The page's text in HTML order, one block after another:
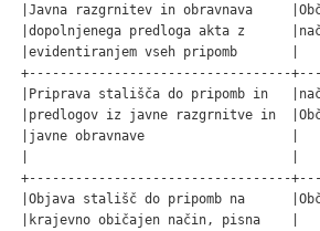
|Javna razgrnitev in obravnava
|dopolnjenega predloga akta z
|evidentiranjem vseh pripomb
+----------------------------------
|Priprava stališča do pripomb in
|predlogov iz javne razgrnitve in
|javne obravnave                   |
|                                  |
+----------------------------------
|Objava stališč do pripomb na
|krajevno običajen način, pisna